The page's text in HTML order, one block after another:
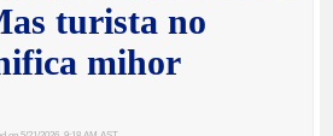
turista no
mihor